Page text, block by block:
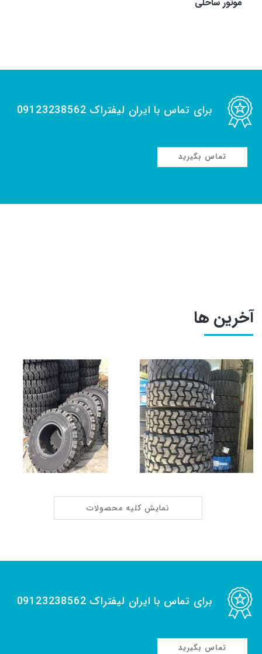
برای تماس با ایران لیفتراک 09123238562
تماس بگیرید
آخرین ها
نمایش کلیه محصولات
برای تماس با ایران لیفتراک 09123238562
تماس بگیرید